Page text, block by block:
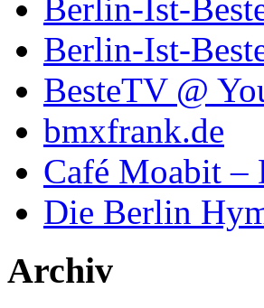
Berlin-Ist-
Berlin-Ist-
BesteTV @
bmxfrank.de
Café Moabit –
Die Berlin
Archiv